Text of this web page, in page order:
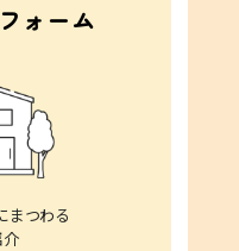
ォーム
まつわる